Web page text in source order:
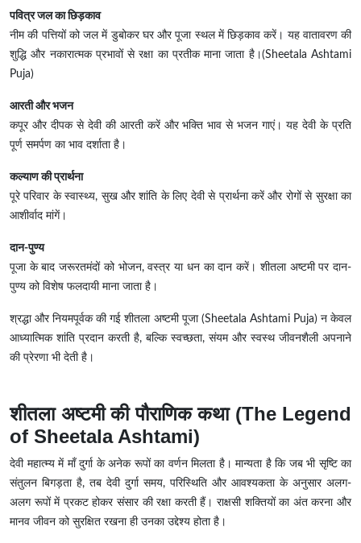
पवित्र जल का छिड़काव
नीम की पत्तियों को जल में डुबोकर घर और पूजा स्थल में छिड़काव करें। यह वातावरण की
शुद्धि और नकारात्मक प्रभावों से रक्षा का प्रतीक माना जाता है।(Sheetala Ashtami
Puja)
आरती और भजन
कपूर और दीपक से देवी की आरती करें और भक्ति भाव से भजन गाएं। यह देवी के प्रति
पूर्ण समर्पण का भाव दर्शाता है।
कल्याण की प्रार्थना
पूरे परिवार के स्वास्थ्य, सुख और शांति के लिए देवी से प्रार्थना करें और रोगों से सुरक्षा का
आशीर्वाद मांगें।
दान-पुण्य
पूजा के बाद जरूरतमंदों को भोजन, वस्त्र या धन का दान करें। शीतला अष्टमी पर दान-
पुण्य को विशेष फलदायी माना जाता है।
श्रद्धा और नियमपूर्वक की गई शीतला अष्टमी पूजा (Sheetala Ashtami Puja) न केवल
आध्यात्मिक शांति प्रदान करती है, बल्कि स्वच्छता, संयम और स्वस्थ जीवनशैली अपनाने
की प्रेरणा भी देती है।
शीतला अष्टमी की पौराणिक कथा (The Legend
of Sheetala Ashtami)
देवी महात्म्य में माँ दुर्गा के अनेक रूपों का वर्णन मिलता है। मान्यता है कि जब भी सृष्टि का
संतुलन बिगड़ता है, तब देवी दुर्गा समय, परिस्थिति और आवश्यकता के अनुसार अलग-
अलग रूपों में प्रकट होकर संसार की रक्षा करती हैं। राक्षसी शक्तियों का अंत करना और
मानव जीवन को सुरक्षित रखना ही उनका उद्देश्य होता है।